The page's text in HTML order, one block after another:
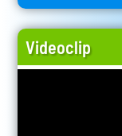
Videoclip